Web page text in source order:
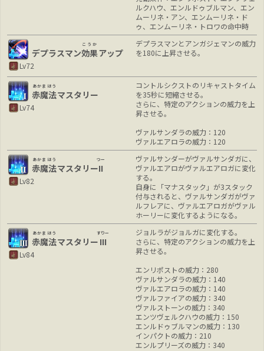
ルクハウ、エンルドゥブルマン、エン
ムーリネ・アン、エンムーリネ・ド
ゥ、エンムーリネ・トロワの命中時
デプラスマン効果
こうか
アップ
Lv72
デプラスマンとアンガジェマンの威力
を180に上昇させる。
赤魔法
あかまほう
マスタリー
Lv74
コントルシクストのリキャストタイム
を35秒に短縮させる。
さらに、特定のアクションの威力を上
昇させる。
ヴァルサンダラの威力：120
ヴァルエアロラの威力：120
赤魔法
あかまほう
マスタリーII
つー
Lv82
ヴァルサンダーがヴァルサンダガに、
ヴァルエアロがヴァルエアロガに変化
する。
自身に「マナスタック」が3スタック
付与されると、ヴァルサンダガがヴァ
ルフレアに、ヴァルエアロガがヴァル
ホーリーに変化するようになる。
赤魔法
あかまほう
マスタリー III
すりー
Lv84
ジョルラがジョルガに変化する。
さらに、特定のアクションの威力を上
昇させる。
エンリポストの威力：280
ヴァルサンダラの威力：140
ヴァルエアロラの威力：140
ヴァルファイアの威力：340
ヴァルストーンの威力：340
エンツヴェルクハウの威力：150
エンルドゥブルマンの威力：130
インパクトの威力：210
エンルプリーズの威力：340